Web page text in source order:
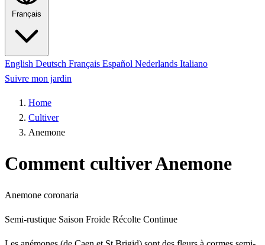
Français
English Deutsch Français Español Nederlands Italiano
Suivre mon jardin
Home
Cultiver
Anemone
Comment cultiver Anemone
Anemone coronaria
Semi-rustique Saison Froide Récolte Continue